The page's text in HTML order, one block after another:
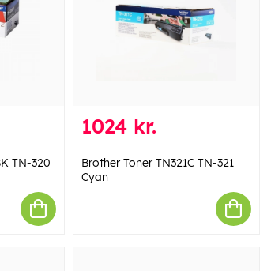
TN-320
1024 kr.
Brother Toner TN321C TN-321
Cyan